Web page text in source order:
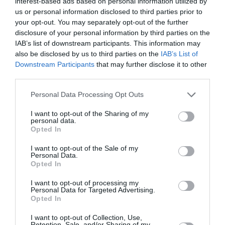
us or personal information disclosed to third parties prior to
your opt-out. You may separately opt-out of the further
disclosure of your personal information by third parties on the
IAB’s list of downstream participants. This information may
also be disclosed by us to third parties on the IAB’s List of
Downstream Participants that may further disclose it to other
Personal Data Processing Opt Outs
I want to opt-out of the Sharing of my
personal data.
Opted In
I want to opt-out of the Sale of my
Personal Data.
Opted In
I want to opt-out of processing my
Personal Data for Targeted Advertising.
Opted In
I want to opt-out of Collection, Use,
Durante la floración ir cortando las flores marchitas, y
retirando las hojas en mal estado. Al final del invierno le
diez centímetros de altura. Son resistentes a plagas y